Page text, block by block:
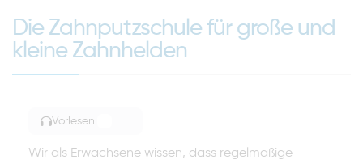
Die Zahnputzschule für große und
kleine Zahnhelden
Vorlesen
Wir als Erwachsene wissen, dass regelmäßige